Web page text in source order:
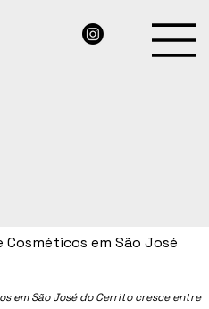
em São José do Cerrito cresce entre
em São José